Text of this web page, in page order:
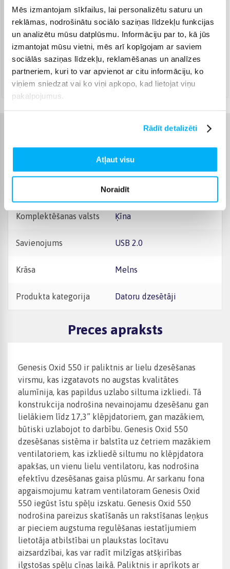
Mēs izmantojam sīkfailus, lai personalizētu saturu un
reklāmas, nodrošinātu sociālo saziņas līdzekļu funkcijas
un analizētu mūsu datplūsmu. Informāciju par to, kā jūs
izmantojat mūsu vietni, mēs arī kopīgojam ar saviem
sociālās saziņas līdzekļu, reklamēšanas un analīzes
partneriem, kuri to var apvienot ar citu informāciju, ko
viņiem sniedzat vai ko viņi apkopo, kad lietojat viņu
pakalpojumus.
Rādīt detalizēti
Atļaut visu
Noraidīt
Smartposti pakomāts (2,99 €)
Augusts 11d. - Augusts 14d.
DPD pakomāts (4,99 €)
Augusts 11d. - Augusts 14d.
DPD kurjers (5,99 €)
Augusts 12d. - Augusts 17d.
Genesis
24 mēn.
Komplektēšanas valsts Ķīna
Savienojums USB 2.0
Krāsa Melns
Produkta kategorija Datoru dzesētāji
Preces apraksts
Genesis Oxid 550 ir paliktnis ar lielu dzesēšanas
virsmu, kas izgatavots no augstas kvalitātes
alumīnija, kas papildus uzlabo siltuma izkliedi. Tā
konstrukcija nodrošina nevainojamu dzesēšanu gan
lielākiem līdz 17,3” klēpjdatoriem, gan mazākiem,
būtiski uzlabojot to darbību. Genesis Oxid 550
dzesēšanas sistēma ir balstīta uz četriem mazākiem
ventilatoriem, kas izkliedē siltumu no klēpjdatora
apakšas, un vienu lielu ventilatoru, kas nodrošina
efektīvu dzesēšanas gaisa plūsmu. Ar sarkanu fona
apgaismojumu katram ventilatoram Genesis Oxid
550 iegūst īstu spēļu izskatu. Genesis Oxid 550
nodrošina pareizus skatīšanās un rakstīšanas leņķus
ar pieciem augstuma regulēšanas iestatījumiem
lietotāja atbilstībai un plaukstas locītavu
aizsardzībai, kas var radīt milzīgas atšķirības
ilgstošas spēļu cīņas laikā. Paliktnis ir aprīkots ar